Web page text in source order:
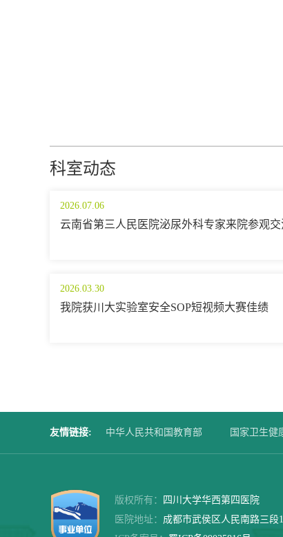
科室动态
2026.07.06
云南省第三人民医院泌尿外科专家来院参观交
2026.03.30
我院获川大实验室安全SOP短视频大赛佳绩
友情链接: 中华人民共和国教育部 国家卫生健
版权所有：
四川大学华西第四医院
医院地址： 成都市武侯区人民南路三段